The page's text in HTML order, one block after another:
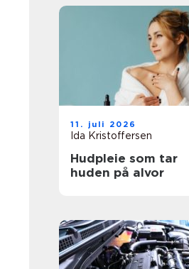
11. juli 2026
Ida Kristoffersen
Hudpleie som tar
huden på alvor